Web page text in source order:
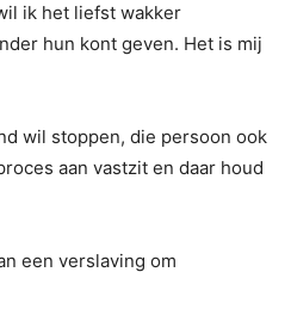
ik het liefst wakker
hun kont geven. Het is mij
wil stoppen, die persoon ook
aan vastzit en daar houd
een verslaving om